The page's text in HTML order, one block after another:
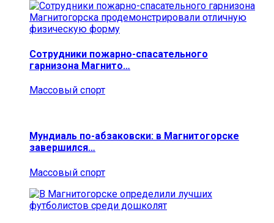
Сотрудники пожарно-спасательного
гарнизона Магнито…
Массовый спорт
Мундиаль по-абзаковски: в Магнитогорске
завершился…
Массовый спорт